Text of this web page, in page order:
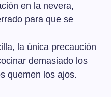
en la nevera,
para que se
la única precaución
demasiado los
quemen los ajos.